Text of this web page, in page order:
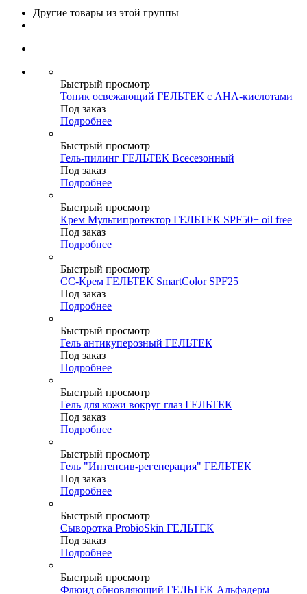
Другие товары из этой группы
Быстрый просмотр
Тоник освежающий ГЕЛЬТЕК с АНА-кислотами
Под заказ
Подробнее
Быстрый просмотр
Гель-пилинг ГЕЛЬТЕК Всесезонный
Под заказ
Подробнее
Быстрый просмотр
Крем Мультипротектор ГЕЛЬТЕК SPF50+ oil free
Под заказ
Подробнее
Быстрый просмотр
СС-Крем ГЕЛЬТЕК SmartColor SPF25
Под заказ
Подробнее
Быстрый просмотр
Гель антикуперозный ГЕЛЬТЕК
Под заказ
Подробнее
Быстрый просмотр
Гель для кожи вокруг глаз ГЕЛЬТЕК
Под заказ
Подробнее
Быстрый просмотр
Гель "Интенсив-регенерация" ГЕЛЬТЕК
Под заказ
Подробнее
Быстрый просмотр
Сыворотка ProbioSkin ГЕЛЬТЕК
Под заказ
Подробнее
Быстрый просмотр
Флюид обновляющий ГЕЛЬТЕК Альфадерм